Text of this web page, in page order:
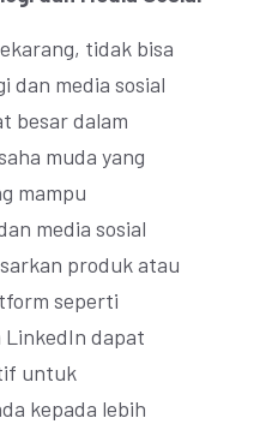
tidak bisa
dan media sosial
besar dalam
muda yang
mampu
media sosial
produk atau
seperti
LinkedIn dapat
untuk
kepada lebih